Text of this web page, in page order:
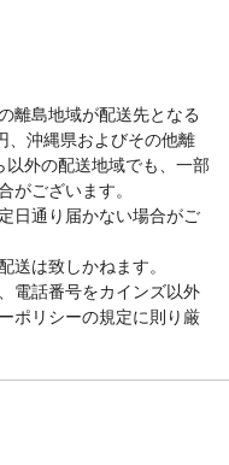
離島地域が配送先となる
、沖縄県およびその他離
外の配送地域でも、一部
がございます。
日通り届かない場合がご
送は致しかねます。
電話番号をカインズ以外
ポリシーの規定に則り厳